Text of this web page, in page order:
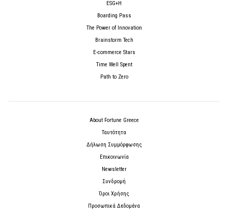
ESG+H
Boarding Pass
The Power of Innovation
Brainstorm Tech
E-commerce Stars
Time Well Spent
Path to Zero
About Fortune Greece
Ταυτότητα
Δήλωση Συμμόρφωσης
Επικοινωνία
Newsletter
Συνδρομή
Όροι Χρήσης
Προσωπικά Δεδομένα